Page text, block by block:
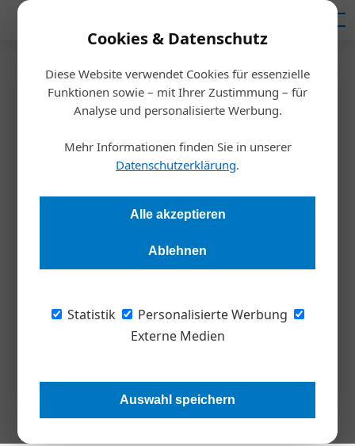
Cookies & Datenschutz
Diese Website verwendet Cookies für essenzielle
Funktionen sowie – mit Ihrer Zustimmung – für
Analyse und personalisierte Werbung.
Mehr Informationen finden Sie in unserer
Datenschutzerklärung.
Alle akzeptieren
Ablehnen
Statistik
Personalisierte Werbung
Externe Medien
Auswahl speichern
Startseite/Inspiration
Der Zauber der Zahlen
Markus Mittermüller 18.10.2022, 10:52 Uhr
Buchhaltung, Steuern oder Finanzen: Zahlen sind oft
mitunter ein Schattendasein. Richtig eingesetzt sind sie aber
ein Managementtool für mehr Erfolg.
Die Zeiten sind unsicher wie schon lange
nicht mehr. Das trifft vor allem auch die
Energiepreise schnellen in die Höhe, die
Inflation wütet und die Einkaufspreise der
Rohstoffe sind unberechenbar. Auch während